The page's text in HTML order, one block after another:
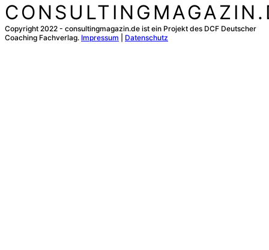
Copyright 2022 - consultingmagazin.de ist ein Projekt des DCF Deutscher
Coaching Fachverlag. Impressum Datenschutz